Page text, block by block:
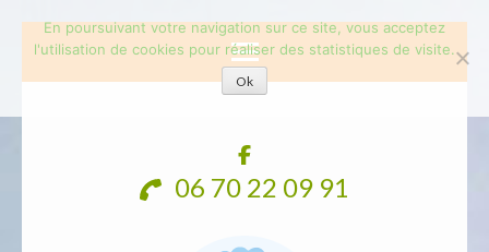
06 70 22 09 91
En poursuivant votre navigation sur ce site, vous acceptez
l'utilisation de cookies pour réaliser des statistiques de visite.
Ok